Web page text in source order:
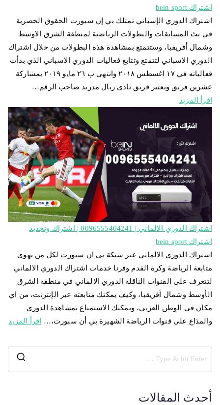
اشتراك bein sport
اشتراك الدوري الإسباني تمتلك بي إن سبورت الحقوق الحصرية
في بث المسابقات والبطولات الرياضية لمنطقة الشرق الاوسط
وشمال أفريقيا، وستتمتع بمشاهدة هذه البطولات من خلال اشتراك
الدوري الاسباني لتتمتع وتتابع فعاليات الدوري الاسباني الذي بدأت
فعالياته في ١٧ اغسطس ٢٠١٨ وانتهى ب ٢٦ مايو ٢٠١٩ بمشاركة
عشرين فريق ويعتبر فريق نادي ريال مدريد صاحب الرقم…
اقرأ المزيد
اشتراك الدوري الالماني | 0096555404241 | اشتراك وتجديد
اشتراك bein sport
اشتراك الدوري الالماني عبر شبكة بي ان سبورت لكل من يهوى
متابعة الرياضة وكرة القدم وفرنا خدمات اشتراك الدوري الالماني
لتتعرف على القنوات الناقلة الدوري الالماني في منطقة الشرق
الأوسط وشمال أفريقيا، وكيف يمكنك متابعته عبر الإنترنت، من اي
مكان في الوطن العربي، ويمكنك الاستمتاع بمشاهدة الدوري
والمذاع على قنوات الرياضة الشهيرة بي أن سبورت،…
اقرأ المزيد
أحدث المقالات